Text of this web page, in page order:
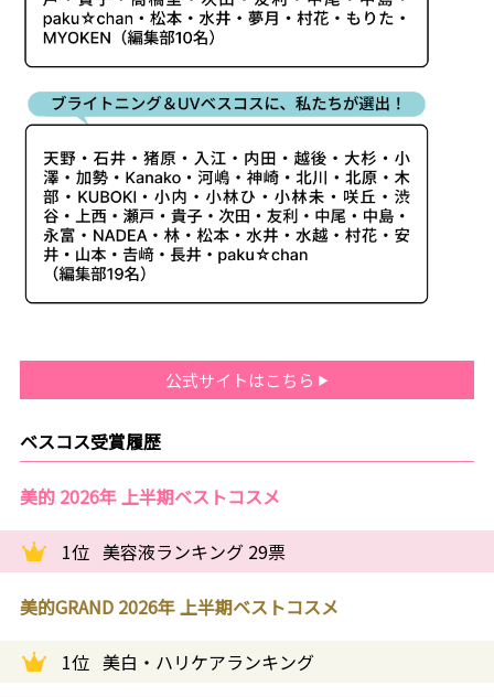
公式サイトはこちら
ベスコス受賞履歴
美的 2026年 上半期ベストコスメ
1位 美容液ランキング 29票
美的GRAND 2026年 上半期ベストコスメ
1位 美白・ハリケアランキング